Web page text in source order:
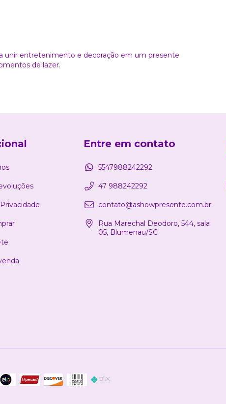
unir entretenimento e decoração em um presente
de lazer.
Entre em contato
5547988242292
47 988242292
contato@ashowpresente.com.br
Rua Marechal Deodoro, 544, sala
05, Blumenau/SC